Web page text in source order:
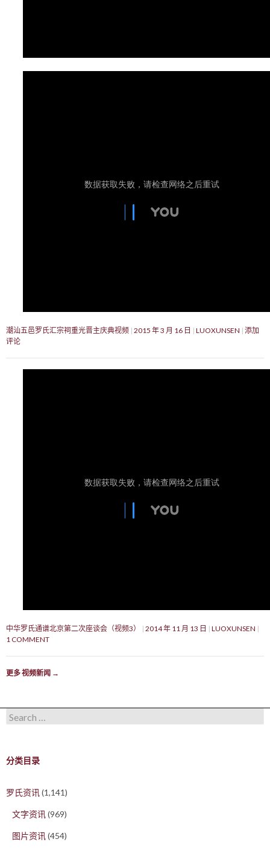
潮汕五邑罗氏汇宗祠重光晋主庆典视频 2015 年 3 月 16 日 LUOXUNSEN 添加
评论
中华罗氏通谱北京第二次座谈会（视频3） 2014 年 11 月 13 日
LUOXUNSEN
1 COMMENT
更多 视频新闻 →
Search for:
分类目录
罗氏资讯(1,141)
文字资讯(969)
图片资讯(454)